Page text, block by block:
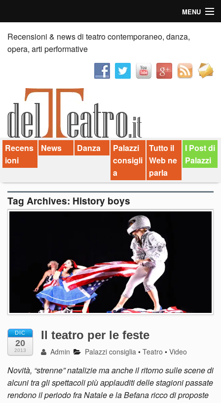
MENU
Home
Recensioni
News
Palazzi consiglia
Video
Chi siamo
Contatti
Recensioni & news di teatro contemporaneo, danza,
opera, arti performative
Recens
ioni
News Danza
Palazzi
consigli
a
Tutto il
Web ne
parla
I Post di
Palazzi
Tag Archives: History boys
DIC
20
2013
Il teatro per le feste
Admin Palazzi consiglia •Teatro •Video
Novità, “strenne” natalizie ma anche il ritorno sulle scene di
alcuni tra gli spettacoli più applauditi delle stagioni passate
rendono il periodo fra Natale e la Befana ricco di proposte